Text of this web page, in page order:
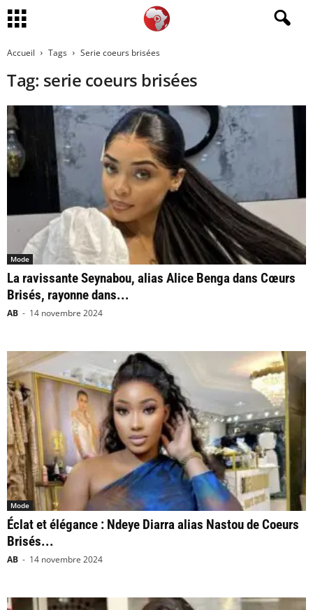
Accueil Tags Serie coeurs brisées
Tag: serie coeurs brisées
Mode
La ravissante Seynabou, alias Alice Benga dans Cœurs
Brisés, rayonne dans...
AB - 14 novembre 2024
Mode
Éclat et élégance : Ndeye Diarra alias Nastou de Coeurs
Brisés...
AB - 14 novembre 2024